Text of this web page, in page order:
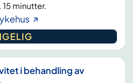
minutter.
i behandling av